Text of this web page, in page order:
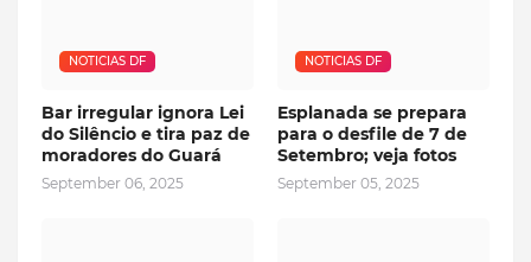
NOTICIAS DF
Bar irregular ignora Lei
do Silêncio e tira paz de
moradores do Guará
September 06, 2025
NOTICIAS DF
Esplanada se prepara
para o desfile de 7 de
Setembro; veja fotos
September 05, 2025